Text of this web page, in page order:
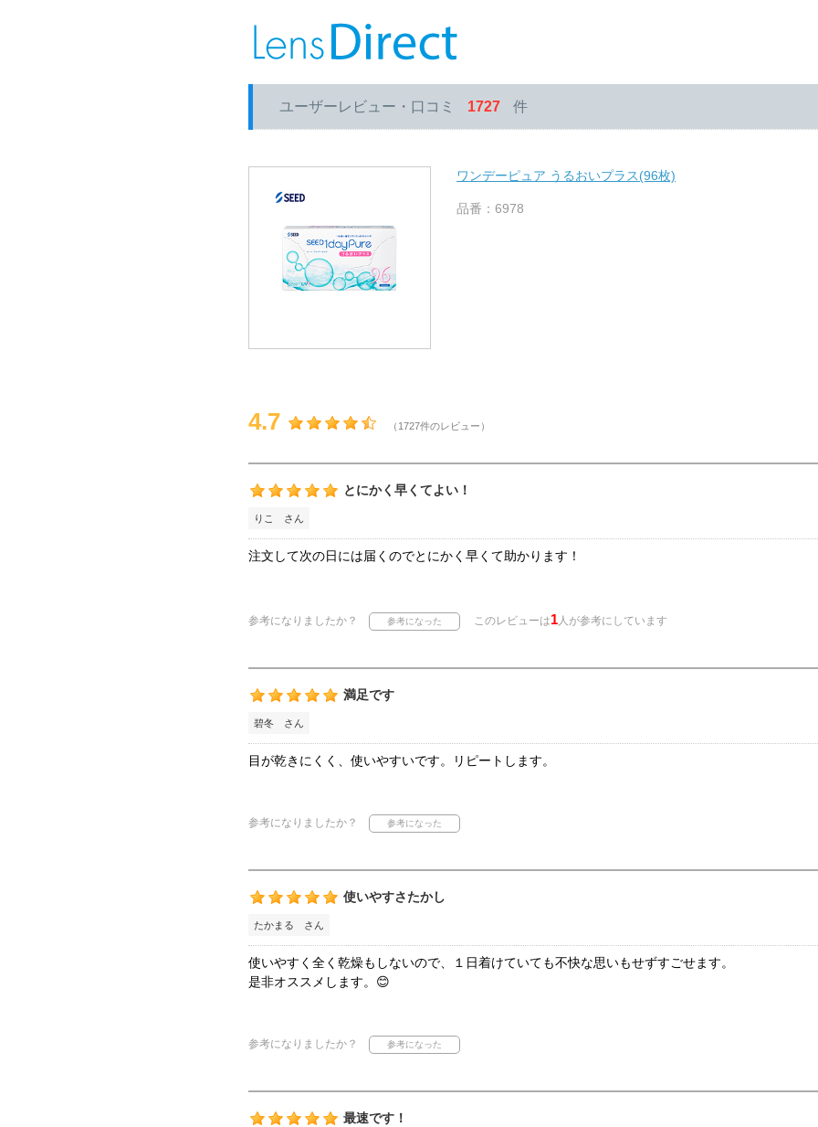
ユーザーレビュー・口コミ 1727 件
ワンデーピュア うるおいプラス(96枚)
品番：6978
4.7 （1727件のレビュー）
とにかく早くてよい！
りこ さん
注文して次の日には届くのでとにかく早くて助かります！
参考になりましたか？ このレビューは1人が参考にしています
満足です
碧冬 さん
目が乾きにくく、使いやすいです。リピートします。
参考になりましたか？
使いやすさたかし
たかまる さん
使いやすく全く乾燥もしないので、１日着けていても不快な思いもせずすごせます。
是非オススメします。😊
参考になりましたか？
最速です！